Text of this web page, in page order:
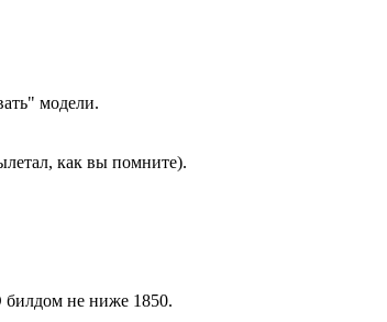
модели.
как вы помните).
билдом не ниже 1850.